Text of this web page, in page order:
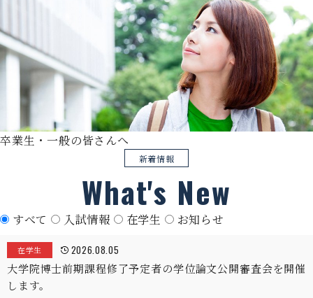
卒業生・一般の皆さんへ
新着情報
What's New
すべて 入試情報 在学生 お知らせ
在学生 2026.08.05
大学院博士前期課程修了予定者の学位論文公開審査会を開催
します。